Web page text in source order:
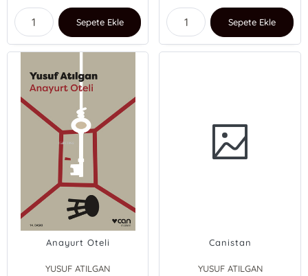
Sepete Ekle Sepete Ekle
Anayurt Oteli
YUSUF ATILGAN
Canistan
YUSUF ATILGAN